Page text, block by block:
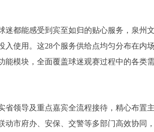
都能感受到宾至如归的贴心服务，泉州
使用。这28个服务供给点均匀分布在内
模块，全面覆盖球迷观赛过程中的各类需
领导及重点嘉宾全流程接待，精心布置
市府办、安保、交警等多部门高效协同